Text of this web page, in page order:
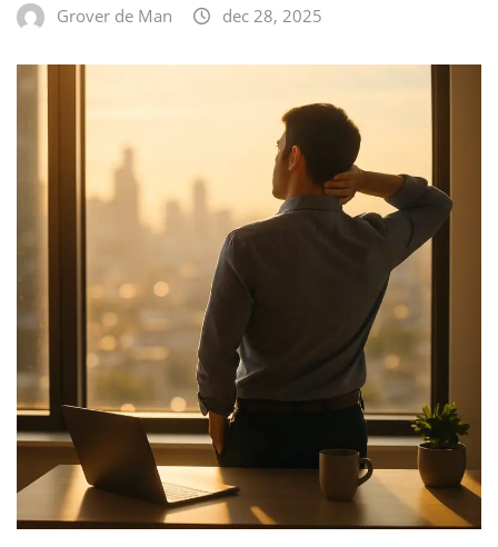
Grover de Man dec 28, 2025